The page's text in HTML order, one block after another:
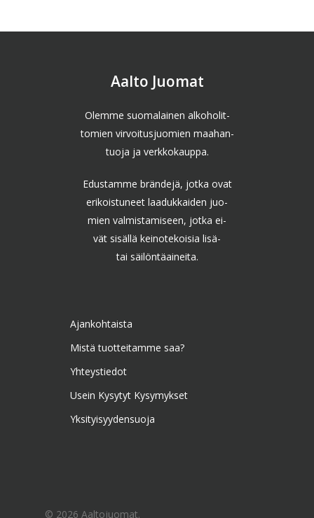
Aalto Juomat
Olemme suomalainen alkoholit-
tomien virvoitusjuomien maahan-
tuoja ja verkkokauppa.
Edustamme brändejä, jotka ovat
erikoistuneet laadukkaiden juo-
mien valmistamiseen, jotka ei-
vät sisällä keinotekoisia lisä-
tai säilöntäaineita.
Ajankohtaista
Mistä tuotteitamme saa?
Yhteystiedot
Usein Kysytyt Kysymykset
Yksityisyydensuoja
© 2026 Aaltojuomat.